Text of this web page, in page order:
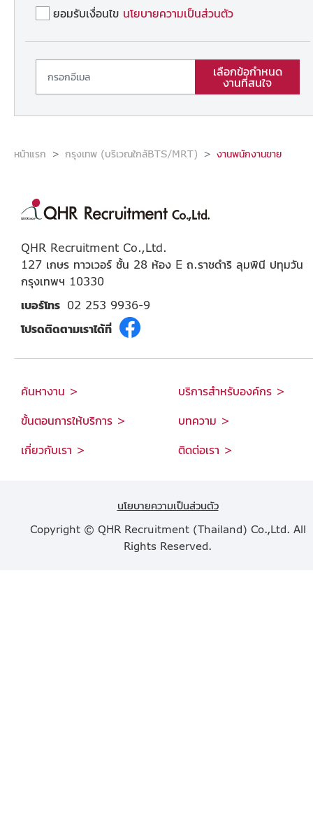
ยอมรับเงื่อนไข นโยบายความเป็นส่วนตัว
เลือกข้อกำหนด
งานที่สนใจ
หน้าแรก กรุงเทพ (บริเวณใกล้BTS/MRT) งานพนักงานขาย
QHR Recruitment Co.,Ltd.
127 เกษร ทาวเวอร์ ชั้น 28 ห้อง E ถ.ราชดำริ ลุมพินี ปทุมวัน
กรุงเทพฯ 10330
เบอร์โทร 02 253 9936-9
โปรดติดตามเราได้ที่
ค้นหางาน > บริการสำหรับองค์กร >
ขั้นตอนการให้บริการ > บทความ >
เกี่ยวกับเรา > ติดต่อเรา >
นโยบายความเป็นส่วนตัว
Copyright © QHR Recruitment (Thailand) Co.,Ltd. All
Rights Reserved.